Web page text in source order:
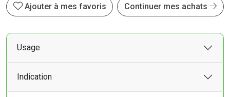
Ajouter à mes favoris Continuer mes achats
Usage
Indication